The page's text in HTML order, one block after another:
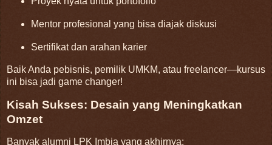
Mentor profesional yang bisa diajak diskusi
Sertifikat dan arahan karier
Baik Anda pebisnis, pemilik UMKM, atau freelancer—kursus
ini bisa jadi game changer!
Kisah Sukses: Desain yang Meningkatkan
Omzet
Banyak alumni LPK Imbia yang akhirnya: